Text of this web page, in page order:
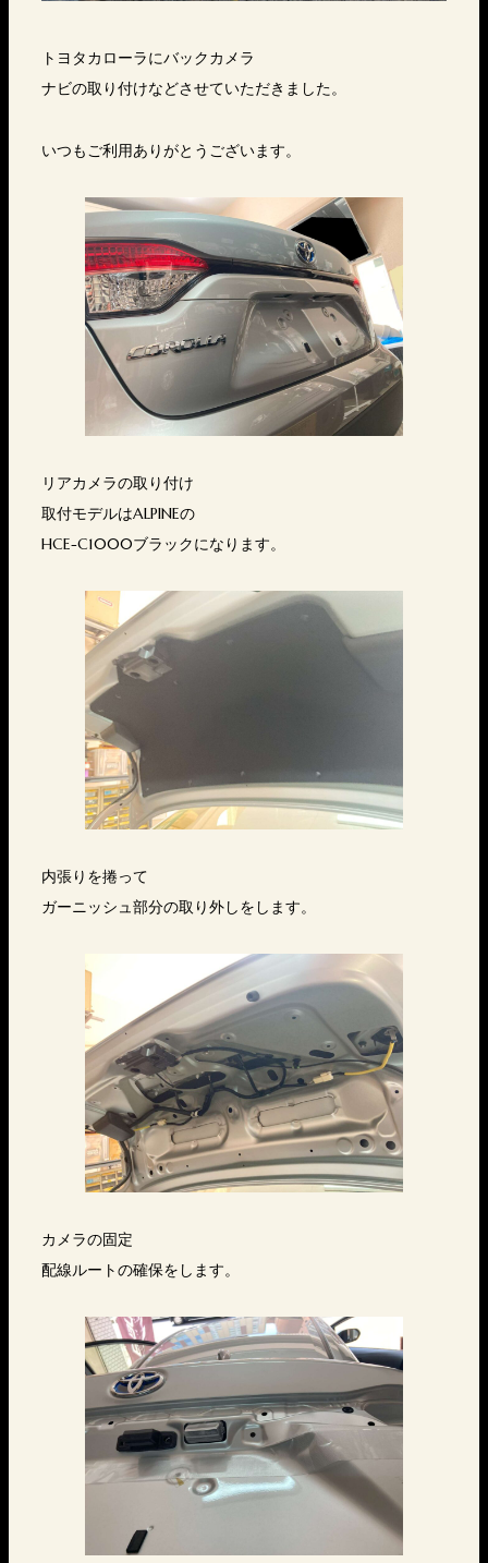
トヨタカローラにバックカメラ
ナビの取り付けなどさせていただきました。
いつもご利用ありがとうございます。
リアカメラの取り付け
取付モデルはALPINEの
HCE-C1000ブラックになります。
内張りを捲って
ガーニッシュ部分の取り外しをします。
カメラの固定
配線ルートの確保をします。